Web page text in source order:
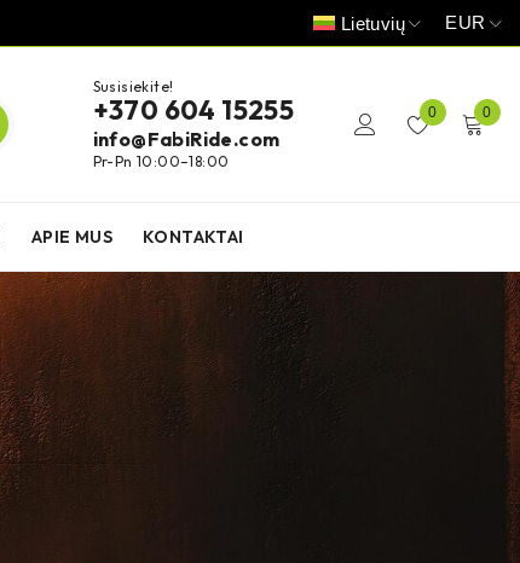
Lietuvių EUR
Susisiekite!
+370 604 15255
info@FabiRide.com
Pr-Pn 10:00–18:00
0 0
APIE MUS KONTAKTAI